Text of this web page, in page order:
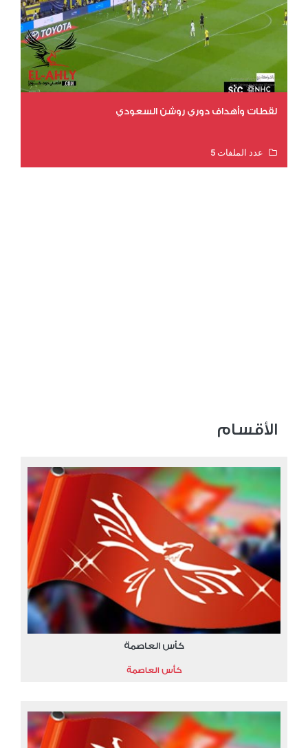
لقطات وأهداف دوري روشن السعودي
عدد الملفات 5
الأقسام
كأس العاصمة
كأس العاصمة